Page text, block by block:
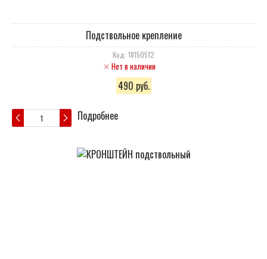
Подствольное крепление
Код: 18150512
Нет в наличии
490 руб.
Подробнее